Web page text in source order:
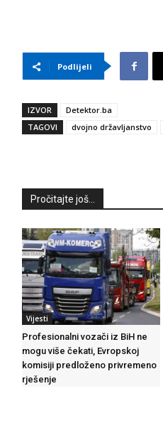
Podlijeli
IZVOR
Detektor.ba
TAGOVI
dvojno državljanstvo
Pročitajte još...
Vijesti
Profesionalni vozači iz BiH ne
mogu više čekati, Evropskoj
komisiji predloženo privremeno
rješenje